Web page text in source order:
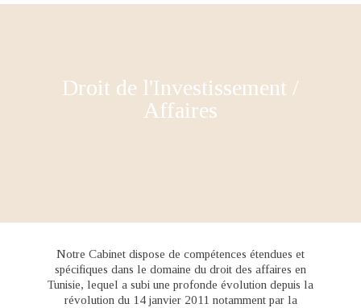
Droit de l'Investissement /
Affaires
Notre Cabinet dispose de compétences étendues et
spécifiques dans le domaine du droit des affaires en
Tunisie, lequel a subi une profonde évolution depuis la
révolution du 14 janvier 2011 notamment par la